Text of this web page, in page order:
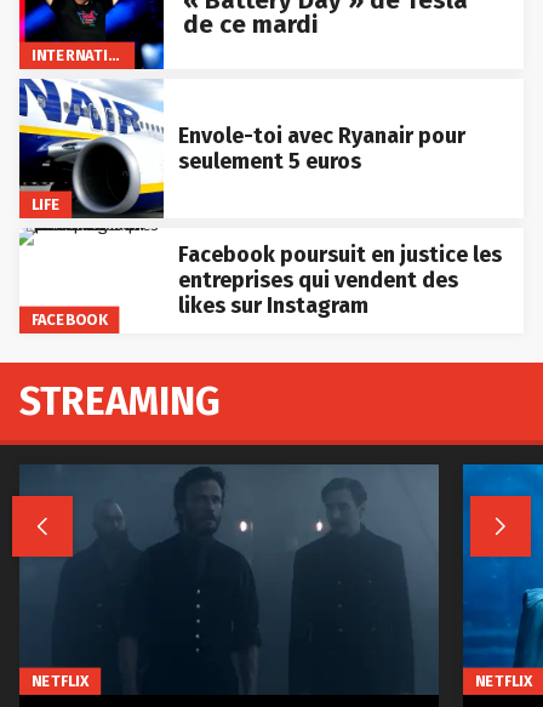
INTERNATIONAL
de ce mardi
LIFE
Envole-toi avec Ryanair pour
seulement 5 euros
FACEBOOK
Facebook poursuit en justice les
entreprises qui vendent des
likes sur Instagram
STREAMING
 
NETFLIX NETFLIX